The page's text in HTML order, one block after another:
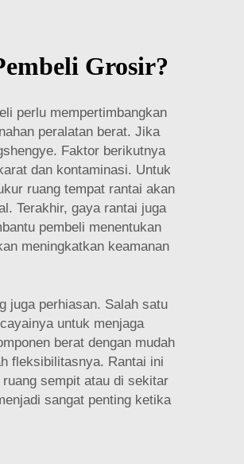
Grosir?
perlu mempertimbangkan
peralatan berat. Jika
Faktor berikutnya
dan kontaminasi. Untuk
ruang tempat rantai akan
Terakhir, gaya rantai juga
pembeli menentukan
meningkatkan keamanan
juga perhiasan. Salah satu
untuk menjaga
berat dengan mudah
fleksibilitasnya. Rantai ini
sempit atau di sekitar
sangat penting ketika